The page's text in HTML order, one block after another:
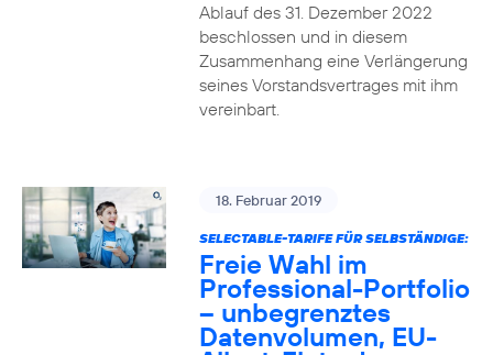
Ablauf des 31. Dezember 2022
beschlossen und in diesem
Zusammenhang eine Verlängerung
seines Vorstandsvertrages mit ihm
vereinbart.
18. Februar 2019
SELECTABLE-TARIFE FÜR SELBSTÄNDIGE:
Freie Wahl im
Professional-Portfolio
– unbegrenztes
Datenvolumen, EU-